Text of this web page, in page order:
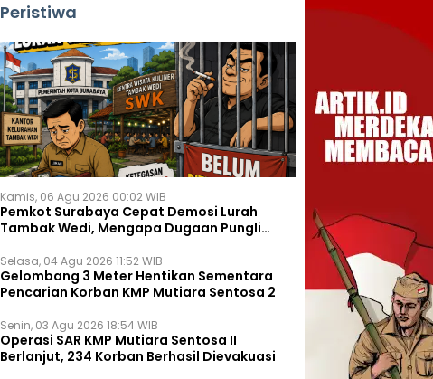
Peristiwa
Kamis, 06 Agu 2026 00:02 WIB
Pemkot Surabaya Cepat Demosi Lurah
Tambak Wedi, Mengapa Dugaan Pungli
Selasa, 04 Agu 2026 11:52 WIB
Gelombang 3 Meter Hentikan Sementara
Pencarian Korban KMP Mutiara Sentosa 2
Senin, 03 Agu 2026 18:54 WIB
Operasi SAR KMP Mutiara Sentosa II
Berlanjut, 234 Korban Berhasil Dievakuasi